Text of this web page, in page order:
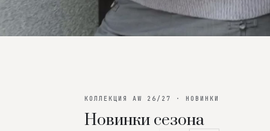
КОЛЛЕКЦИЯ AW 26/27 · НОВИНКИ
Новинки сезона